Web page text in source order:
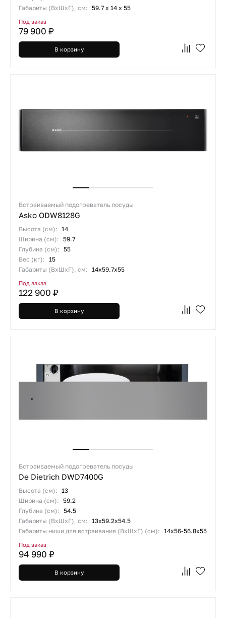
Габариты (ВхШхГ), см: 59.7 х 14 х 55
Под заказ
79 900 ₽
В корзину
Встраиваемый подогреватель посуды
Asko ODW8128G
Высота (см): 14
Ширина (см): 59.7
Глубина (см): 55
Вес (кг): 15
Габариты (ВхШхГ), см: 14х59.7х55
Под заказ
122 900 ₽
В корзину
Встраиваемый подогреватель посуды
De Dietrich DWD7400G
Высота (см): 13
Ширина (см): 59.2
Глубина (см): 54.5
Габариты (ВхШхГ), см: 13х59.2х54.5
Габариты ниши для встраивания (ВхШхГ) (см): 14х56-56.8х55
Под заказ
94 990 ₽
В корзину